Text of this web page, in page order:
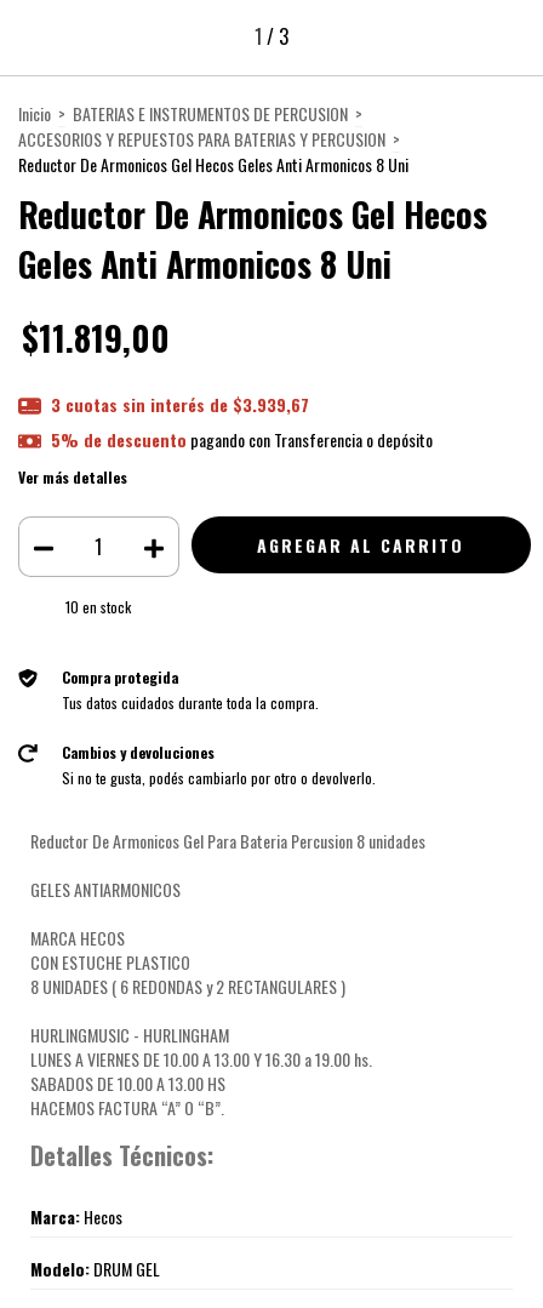
1 / 3
Inicio > BATERIAS E INSTRUMENTOS DE PERCUSION >
ACCESORIOS Y REPUESTOS PARA BATERIAS Y PERCUSION >
Reductor De Armonicos Gel Hecos Geles Anti Armonicos 8 Uni
Reductor De Armonicos Gel Hecos
Geles Anti Armonicos 8 Uni
$11.819,00
3 cuotas sin interés de $3.939,67
5% de descuento pagando con Transferencia o depósito
Ver más detalles
10 en stock
Compra protegida
Tus datos cuidados durante toda la compra.
Cambios y devoluciones
Si no te gusta, podés cambiarlo por otro o devolverlo.
Reductor De Armonicos Gel Para Bateria Percusion 8 unidades
GELES ANTIARMONICOS
MARCA HECOS
CON ESTUCHE PLASTICO
8 UNIDADES ( 6 REDONDAS y 2 RECTANGULARES )
HURLINGMUSIC - HURLINGHAM
LUNES A VIERNES DE 10.00 A 13.00 Y 16.30 a 19.00 hs.
SABADOS DE 10.00 A 13.00 HS
HACEMOS FACTURA “A” O “B”.
Detalles Técnicos:
Marca:Hecos
Modelo:DRUM GEL